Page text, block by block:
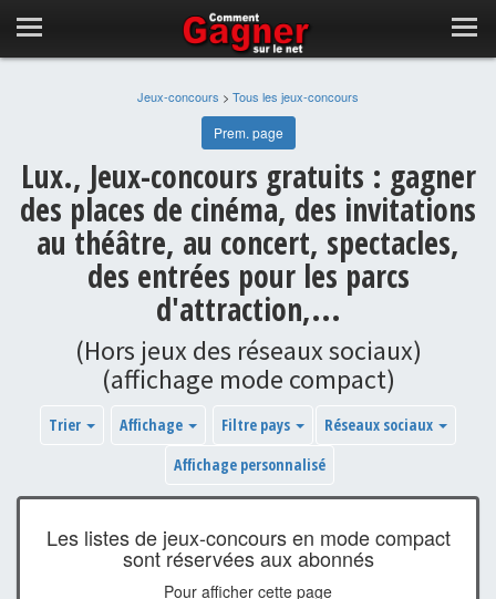
Jeux-concours > Tous les jeux-concours
Prem. page
Lux., Jeux-concours gratuits : gagner
des places de cinéma, des invitations
au théâtre, au concert, spectacles,
des entrées pour les parcs
d'attraction,...
(Hors jeux des réseaux sociaux)
(affichage mode compact)
Trier Affichage Filtre pays
Réseaux sociaux
Affichage personnalisé
Les listes de jeux-concours en mode compact
sont réservées aux abonnés
Pour afficher cette page